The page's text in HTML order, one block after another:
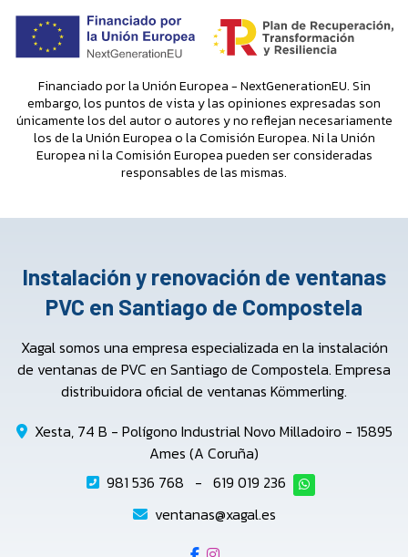
Financiado por la Unión Europea - NextGenerationEU. Sin
embargo, los puntos de vista y las opiniones expresadas son
únicamente los del autor o autores y no reflejan necesariamente
los de la Unión Europea o la Comisión Europea. Ni la Unión
Europea ni la Comisión Europea pueden ser consideradas
responsables de las mismas.
Instalación y renovación de ventanas
PVC en Santiago de Compostela
Xagal somos una empresa especializada en la instalación
de ventanas de PVC en Santiago de Compostela. Empresa
distribuidora oficial de ventanas Kömmerling.
Xesta, 74 B - Polígono Industrial Novo Milladoiro - 15895
Ames (A Coruña)
981 536 768 - 619 019 236
ventanas@xagal.es